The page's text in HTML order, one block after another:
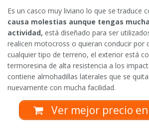
Es un casco muy liviano lo que se traduce
causa molestias aunque tengas
actividad, está diseñado para ser
realicen motocross o quieran conducir por
cualquier tipo de terreno, el exterior está
termoresina de alta resistencia a los
contiene almohadillas laterales que se
nuevamente con mucha facilidad.
Ver mejor precio